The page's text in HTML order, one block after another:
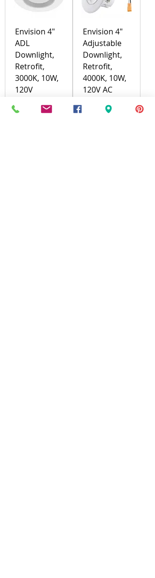
Envision 4"
ADL
Downlight,
Retrofit,
3000K, 10W,
120V
가격US$13.34
Envision 4"
Adjustable
Downlight,
Retrofit,
4000K, 10W,
120V AC
US$19.80